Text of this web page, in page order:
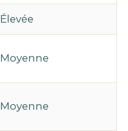
Élevée
Moyenne
Moyenne